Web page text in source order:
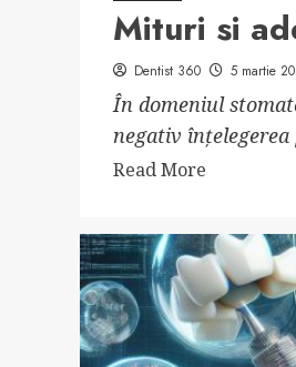
Mituri si
Dentist 360 5 martie
În domeniul
negativ
Read More
Mituri
si
adevaruri
despre